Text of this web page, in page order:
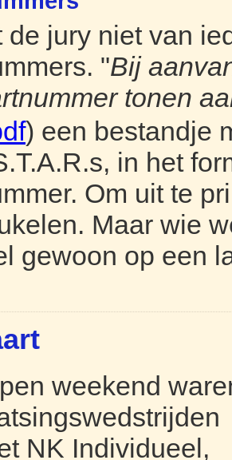
de jury niet van
"Bij
tonen
) een bestandje
in het
Om uit te
Maar wie
gewoon op een
weekend
NK Individueel,